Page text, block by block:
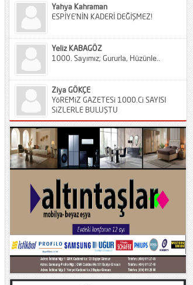
Yahya Kahraman
ESPİYE’NİN KADERİ DEĞİŞMEZ!
Yeliz KABAGÖZ
1000. Sayımız; Gururla, Hüzünle..
Ziya GÖKÇE
YöREMiZ GAZETESi 1000.Ci SAYISI
SiZLERLE BULUŞTU